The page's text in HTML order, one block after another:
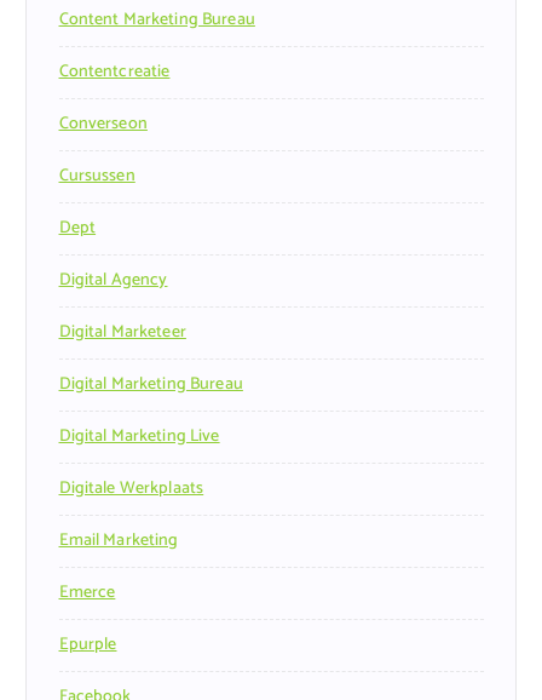
Content Marketing Bureau
Contentcreatie
Converseon
Cursussen
Dept
Digital Agency
Digital Marketeer
Digital Marketing Bureau
Digital Marketing Live
Digitale Werkplaats
Email Marketing
Emerce
Epurple